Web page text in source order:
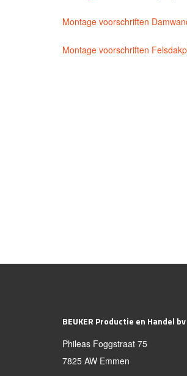
Montage voorschriften
Montage voorschriften
BEUKER Productie en Handel bv
Phileas Foggstraat 75
7825 AW Emmen